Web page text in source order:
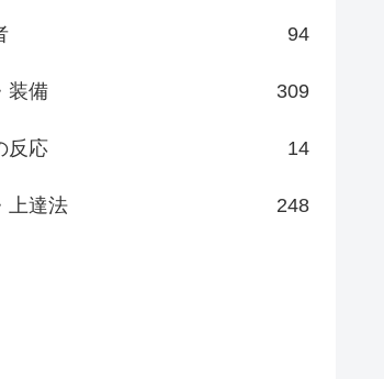
94
装備 309
反応 14
上達法 248